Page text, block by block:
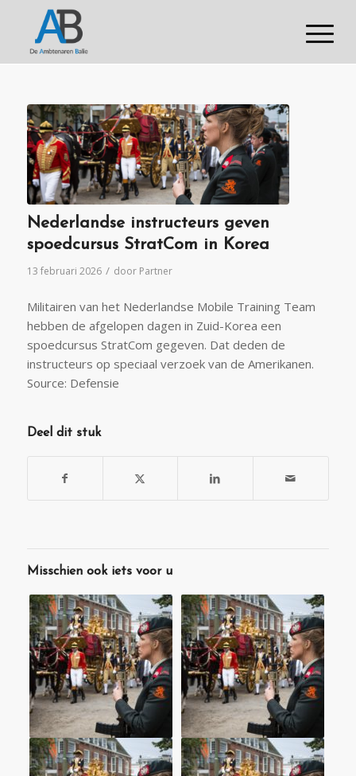
Nederlandse instructeurs geven
spoedcursus StratCom in Korea
13 februari 2026 / door Partner
Militairen van het Nederlandse Mobile Training Team
hebben de afgelopen dagen in Zuid-Korea een
spoedcursus StratCom gegeven. Dat deden de
instructeurs op speciaal verzoek van de Amerikanen.
Source: Defensie
Deel dit stuk
Misschien ook iets voor u